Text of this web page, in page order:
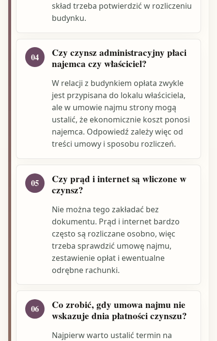
skład trzeba potwierdzić w rozliczeniu
budynku.
04
Czy czynsz administracyjny płaci
najemca czy właściciel?
W relacji z budynkiem opłata zwykle
jest przypisana do lokalu właściciela,
ale w umowie najmu strony mogą
ustalić, że ekonomicznie koszt ponosi
najemca. Odpowiedź zależy więc od
treści umowy i sposobu rozliczeń.
05
Czy prąd i internet są wliczone w
czynsz?
Nie można tego zakładać bez
dokumentu. Prąd i internet bardzo
często są rozliczane osobno, więc
trzeba sprawdzić umowę najmu,
zestawienie opłat i ewentualne
odrębne rachunki.
06
Co zrobić, gdy umowa najmu nie
wskazuje dnia płatności czynszu?
Najpierw warto ustalić termin na